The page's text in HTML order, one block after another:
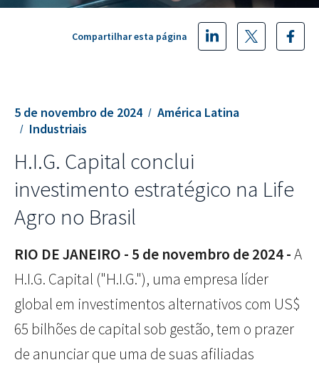
5 de novembro de 2024
América Latina
Industriais
Compartilhar esta página
H.I.G. Capital conclui
investimento estratégico na Life
Agro no Brasil
RIO DE JANEIRO - 5 de novembro de 2024 -A
H.I.G. Capital ("H.I.G."), uma empresa líder
global em investimentos alternativos com US$
65 bilhões de capital sob gestão, tem o prazer
de anunciar que uma de suas afiliadas